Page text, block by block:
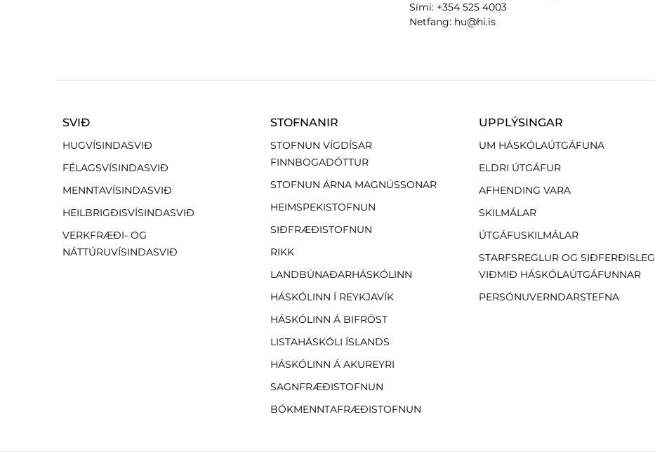
Sími: +354 525 4003
Netfang: hu@hi.is
SVIÐ
HUGVÍSINDASVIÐ
FÉLAGSVÍSINDASVIÐ
MENNTAVÍSINDASVIÐ
HEILBRIGÐISVÍSINDASVIÐ
VERKFRÆÐI- OG
NÁTTÚRUVÍSINDASVIÐ
STOFNANIR
STOFNUN VÍGDÍSAR
FINNBOGADÓTTUR
STOFNUN ÁRNA MAGNÚSSONAR
HEIMSPEKISTOFNUN
SIÐFRÆÐISTOFNUN
RIKK
LANDBÚNAÐARHÁSKÓLINN
HÁSKÓLINN Í REYKJAVÍK
HÁSKÓLINN Á BIFRÖST
LISTAHÁSKÓLI ÍSLANDS
HÁSKÓLINN Á AKUREYRI
SAGNFRÆÐISTOFNUN
BÓKMENNTAFRÆÐISTOFNUN
UPPLÝSINGAR
UM HÁSKÓLAÚTGÁFUNA
ELDRI ÚTGÁFUR
AFHENDING VARA
SKILMÁLAR
ÚTGÁFUSKILMÁLAR
STARFSREGLUR OG SIÐFERÐISLEG
VIÐMIÐ HÁSKÓLAÚTGÁFUNNAR
PERSÓNUVERNDARSTEFNA